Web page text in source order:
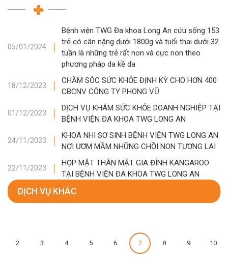
05/01/2024
Bệnh viện TWG Đa khoa Long An cứu sống 153
trẻ có cân nặng dưới 1800g và tuổi thai dưới 32
tuần là những trẻ rất non và cực non theo
phương pháp da kề da
18/12/2023
CHĂM SÓC SỨC KHỎE ĐỊNH KỲ CHO HƠN 400
CBCNV CÔNG TY PHONG VŨ
01/12/2023
DỊCH VỤ KHÁM SỨC KHỎE DOANH NGHIỆP TẠI
BỆNH VIỆN ĐA KHOA TWG LONG AN
24/11/2023
KHOA NHI SƠ SINH BỆNH VIỆN TWG LONG AN
NƠI ƯƠM MẦM NHỮNG CHỒI NON TƯƠNG LAI
22/11/2023
HỌP MẶT THÂN MẬT GIA ĐÌNH KANGAROO
TẠI BỆNH VIỆN ĐA KHOA TWG LONG AN
DỊCH VỤ KHÁC
2 3 4 5 6 7 8 9 10